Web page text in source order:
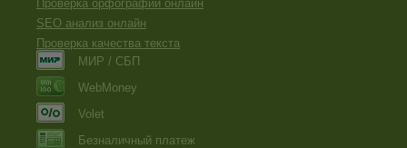
Проверка орфографии онлайн
SEO анализ онлайн
Проверка качества текста
МИР / СБП
WebMoney
Volet
Безналичный платеж